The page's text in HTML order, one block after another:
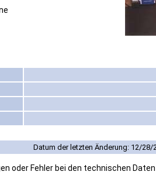
Datum der letzten Änderung: 12/28/
oder Fehler bei den technischen